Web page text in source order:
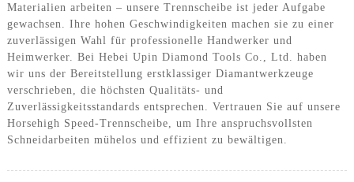
Materialien arbeiten – unsere Trennscheibe ist jeder Aufgabe
gewachsen. Ihre hohen Geschwindigkeiten machen sie zu einer
zuverlässigen Wahl für professionelle Handwerker und
Heimwerker. Bei Hebei Upin Diamond Tools Co., Ltd. haben
wir uns der Bereitstellung erstklassiger Diamantwerkzeuge
verschrieben, die höchsten Qualitäts- und
Zuverlässigkeitsstandards entsprechen. Vertrauen Sie auf unsere
Horsehigh Speed-Trennscheibe, um Ihre anspruchsvollsten
Schneidarbeiten mühelos und effizient zu bewältigen.